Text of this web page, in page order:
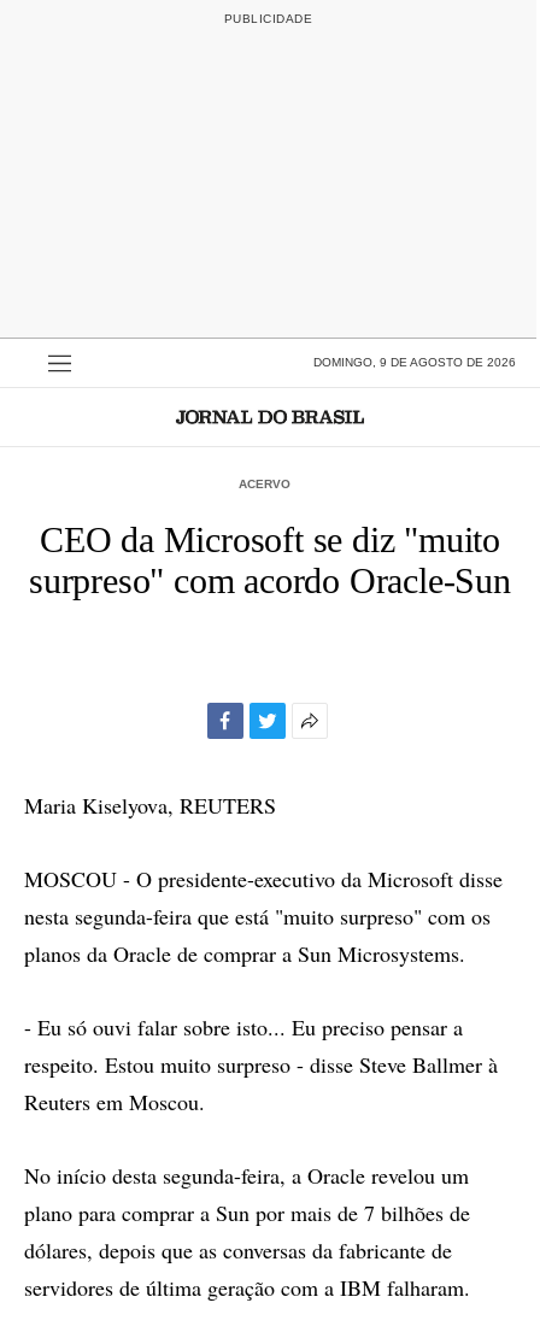
DOMINGO, 9 DE AGOSTO DE 2026
ACERVO
CEO da Microsoft se diz "muito
surpreso" com acordo Oracle-Sun
Maria Kiselyova, REUTERS
MOSCOU - O presidente-executivo da Microsoft disse
nesta segunda-feira que está "muito surpreso" com os
planos da Oracle de comprar a Sun Microsystems.
- Eu só ouvi falar sobre isto... Eu preciso pensar a
respeito. Estou muito surpreso - disse Steve Ballmer à
Reuters em Moscou.
No início desta segunda-feira, a Oracle revelou um
plano para comprar a Sun por mais de 7 bilhões de
dólares, depois que as conversas da fabricante de
servidores de última geração com a IBM falharam.